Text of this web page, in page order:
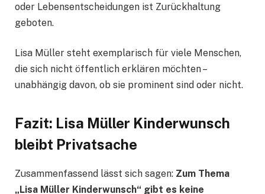
oder Lebensentscheidungen ist Zurückhaltung
geboten.
Lisa Müller steht exemplarisch für viele Menschen,
die sich nicht öffentlich erklären möchten –
unabhängig davon, ob sie prominent sind oder nicht.
Fazit: Lisa Müller Kinderwunsch
bleibt Privatsache
Zusammenfassend lässt sich sagen: Zum Thema
„Lisa Müller Kinderwunsch“ gibt es keine